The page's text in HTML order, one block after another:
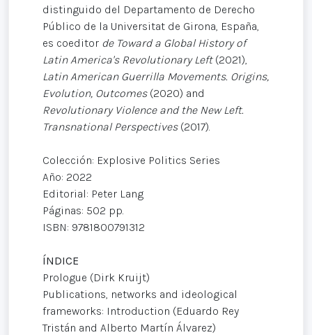
distinguido del Departamento de Derecho
Público de la Universitat de Girona, España,
es coeditor de Toward a Global History of
Latin America's Revolutionary Left(2021),
Latin American Guerrilla Movements. Origins,
Evolution, Outcomes(2020) and
Revolutionary Violence and the New Left.
Transnational Perspectives(2017).
Colección: Explosive Politics Series
Año: 2022
Editorial: Peter Lang
Páginas: 502 pp.
ISBN: 9781800791312
ÍNDICE
Prologue (Dirk Kruijt)
Publications, networks and ideological
frameworks: Introduction (Eduardo Rey
Tristán and Alberto Martín Álvarez)